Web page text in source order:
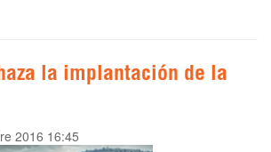
la implantación de la
2016 16:45